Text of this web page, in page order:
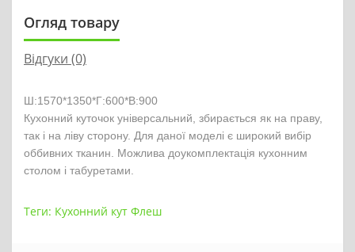
Огляд товару
Відгуки (0)
Ш:1570*1350*Г:600*В:900
Кухонний куточок універсальний, збирається як на праву,
так і на ліву сторону. Для даної моделі є широкий вибір
оббивних тканин. Можлива доукомплектація кухонним
столом і табуретами.
Теги: Кухонний кут Флеш